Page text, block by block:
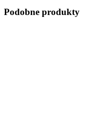
Podobne produkty